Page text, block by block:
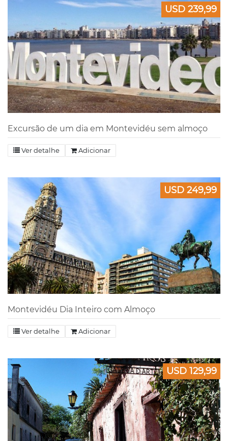
USD 239,99
Excursão de um dia em Montevidéu sem almoço
Ver detalhe Adicionar
USD 249,99
Montevidéu Dia Inteiro com Almoço
Ver detalhe Adicionar
USD 129,99